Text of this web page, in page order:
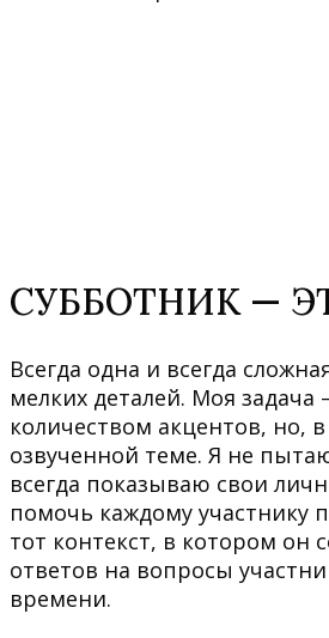
СУББОТНИК —
Всегда одна и всегда
мелких деталей. Моя
количеством акцентов, но,
озвученной теме. Я не
всегда показываю свои
помочь каждому участнику
тот контекст, в котором он
ответов на вопросы
времени.